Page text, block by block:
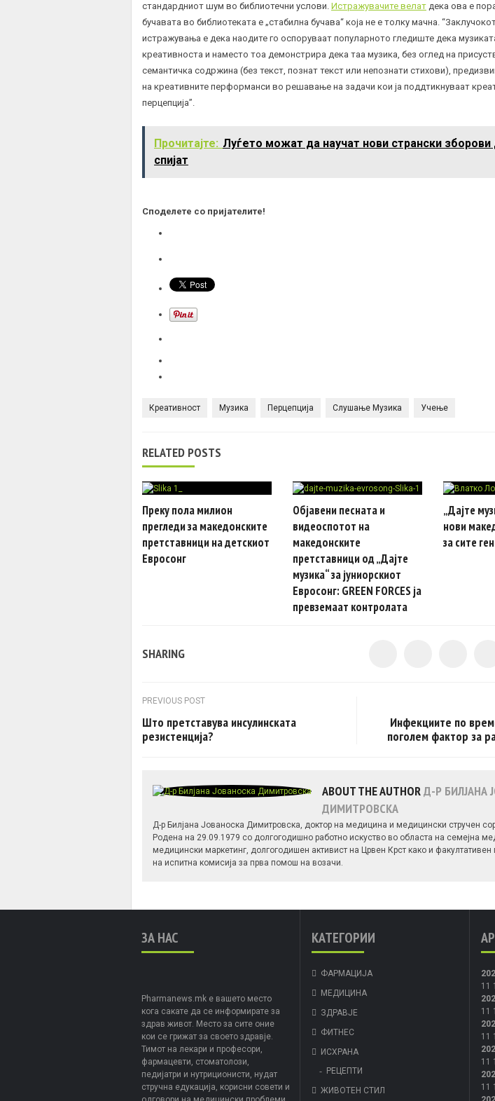
стандардниот шум во библиотечни услови. Истражувачите велат дека ова е
бучавата во библиотеката е „стабилна бучава“ која не е толку мачна.
истражувања е дека наодите го оспоруваат популарното гледиште дека музиката
креативноста и наместо тоа демонстрира дека таа музика, без оглед на
семантичка содржина (без текст, познат текст или непознати стихови),
на креативните перформанси во решавање на задачи кои ја поддтикнуваат
перцепција”.
Прочитајте: Луѓето можат да научат нови странски
спијат
Споделете со пријателите!
Креативност Музика Перцепција Слушање Музика Учење
RELATED POSTS
Преку пола милион
прегледи за македонските
претставници на детскиот
Евросонг
Објавени песната и
видеоспотот на
македонските
претставници од „Дајте
музика“ за јуниорскиот
Евросонг: GREEN FORCES ја
превземаат контролата
„Дајте
нови
за сите
SHARING
Post navigation
PREVIOUS POST
Што претставува инсулинската
резистенција?
Инфекциите по
поголем фактор за
ABOUT THE AUTHORД-Р БИЛЈАНА
ДИМИТРОВСКА
Д-р Билјана Јованоска Димитровска, доктор на медицина и медицински стручен
Родена на 29.09.1979 со долгогодишно работно искуство во областа на семејна
медицински маркетинг, долгогодишен активист на Црвен Крст како и
на испитна комисија за прва помош на возачи.
ЗА НАС
Pharmanews.mk е вашето место
кога сакате да се информирате за
здрав живот. Место за сите оние
кои се грижат за своето здравје.
Тимот на лекари и професори,
фармацевти, стоматолози,
педијатри и нутриционисти, нудат
стручна едукација, корисни совети и
КАТЕГОРИИ
ФАРМАЦИЈА
МЕДИЦИНА
ЗДРАВЈЕ
ФИТНЕС
ИСХРАНА
РЕЦЕПТИ
ЖИВОТЕН СТИЛ
11
11
11
11
11